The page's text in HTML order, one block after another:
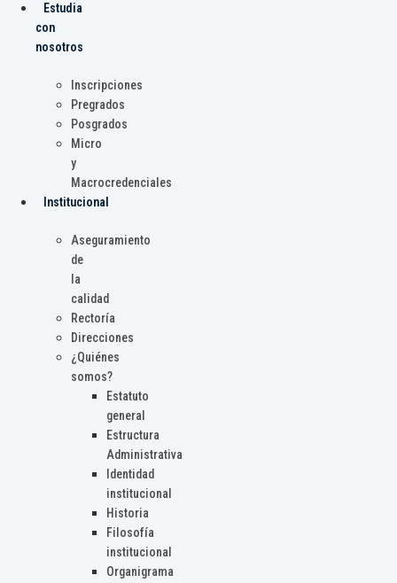
Estudia
con
nosotros
Inscripciones
Pregrados
Posgrados
Micro
y
Macrocredenciales
Institucional
Aseguramiento
de
la
calidad
Rectoría
Direcciones
¿Quiénes
somos?
Estatuto
general
Estructura
Administrativa
Identidad
institucional
Historia
Filosofía
institucional
Organigrama